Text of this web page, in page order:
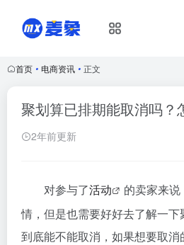
首页 • 电商资讯 • 正文
聚划算已排期能取消吗？
2年前更新
对参与了活动
的卖家来
情，但是也需要好好去了解一
到底能不能取消，如果想要取